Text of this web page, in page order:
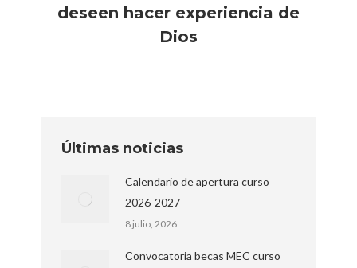
Publicación
siguiente:
deseen hacer experiencia de
Dios
Últimas noticias
Calendario de apertura curso
2026-2027
8 julio, 2026
Convocatoria becas MEC curso